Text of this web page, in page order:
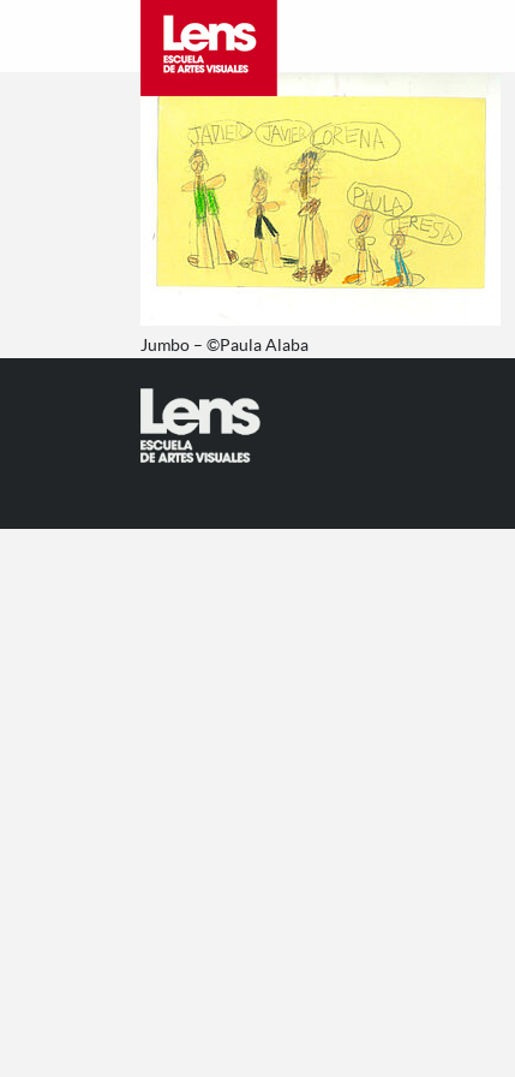
Jumbo – ©Paula Alaba